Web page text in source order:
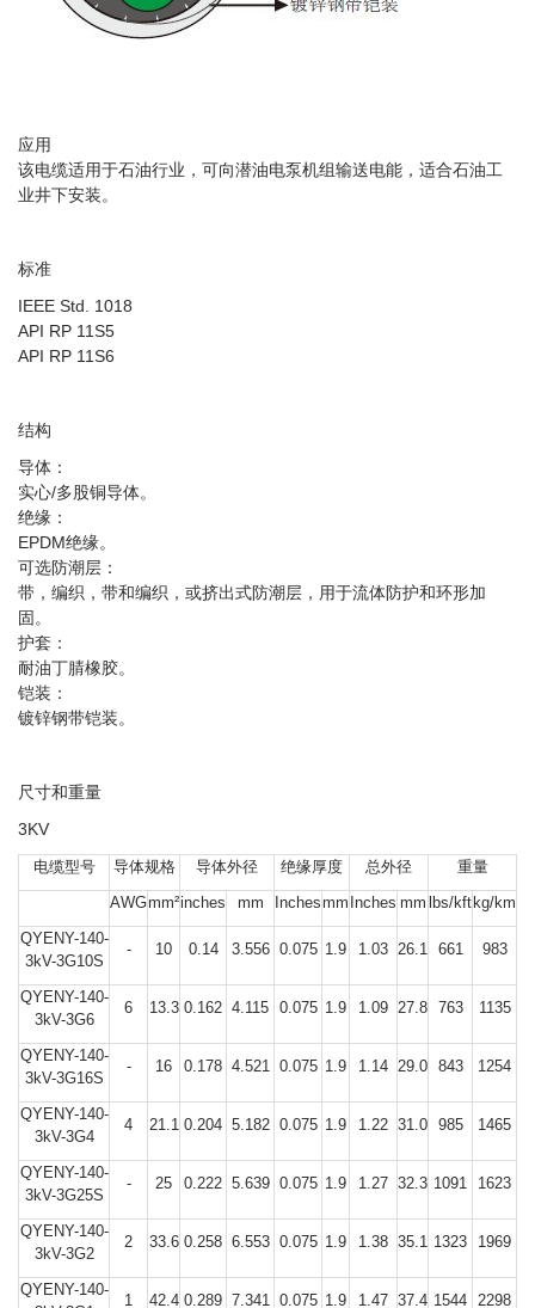
应用
该电缆适用于石油行业，可向潜油电泵机组输送电能，适合石油工
业井下安装。
标准
IEEE Std. 1018
API RP 11S5
API RP 11S6
结构
导体：
实心/多股铜导体。
绝缘：
EPDM绝缘。
可选防潮层：
带，编织，带和编织，或挤出式防潮层，用于流体防护和环形加
固。
护套：
耐油丁腈橡胶。
铠装：
镀锌钢带铠装。
尺寸和重量
3KV
电缆型号 导体规格 导体外径 绝缘厚度 总外径
重量
AWGmm²inches mm Inchesmm Inches mm lbs/kft kg/km
QYENY-140-
3kV-3G10S
- 10 0.14 3.556 0.075 1.9 1.03 26.1 661 983
QYENY-140-
3kV-3G6
6 13.3 0.162 4.115 0.075 1.9 1.09 27.8 763 1135
QYENY-140-
3kV-3G16S
- 16 0.178 4.521 0.075 1.9 1.14 29.0 843 1254
QYENY-140-
3kV-3G4
4 21.1 0.204 5.182 0.075 1.9 1.22 31.0 985 1465
QYENY-140-
3kV-3G25S
- 25 0.222 5.639 0.075 1.9 1.27 32.3 1091 1623
QYENY-140-
3kV-3G2
2 33.6 0.258 6.553 0.075 1.9 1.38 35.1 1323 1969
QYENY-140-
1 42.4 0.289 7.341 0.075 1.9 1.47 37.4 1544 2298